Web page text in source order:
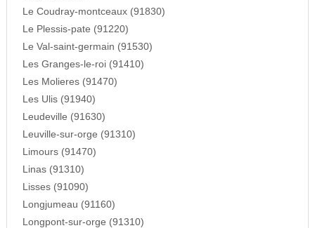
Le Coudray-montceaux (91830)
Le Plessis-pate (91220)
Le Val-saint-germain (91530)
Les Granges-le-roi (91410)
Les Molieres (91470)
Les Ulis (91940)
Leudeville (91630)
Leuville-sur-orge (91310)
Limours (91470)
Linas (91310)
Lisses (91090)
Longjumeau (91160)
Longpont-sur-orge (91310)